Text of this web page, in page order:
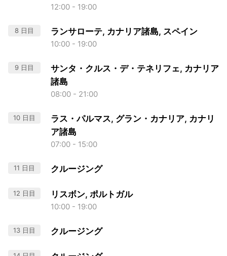
12:00 - 19:00
8 日目 ランサローテ, カナリア諸島, スペイン
10:00 - 19:00
9 日目
サンタ・クルス・デ・テネリフェ, カナリア
諸島
08:00 - 21:00
10 日目
ラス・パルマス, グラン・カナリア, カナリ
ア諸島
07:00 - 15:00
11 日目 クルージング
12 日目 リスボン, ポルトガル
10:00 - 19:00
13 日目 クルージング